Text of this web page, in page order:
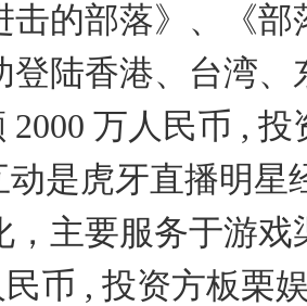
击的部落》、《
登陆香港、台湾
2000 万人民币 , 投
动是虎牙直播明星
，主要服务于游
币 , 投资方板栗